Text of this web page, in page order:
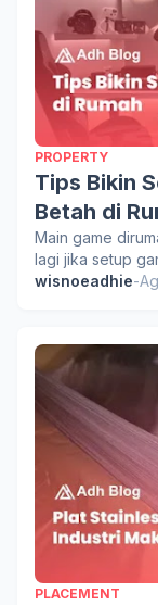
PROPERTY
Tips Bikin
Betah di
Main game
lagi jika setup
wisnoeadhie-
PLACEMENT